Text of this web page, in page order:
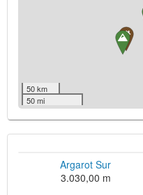
50 km
50 mi
Argarot Sur
3.030,00 m